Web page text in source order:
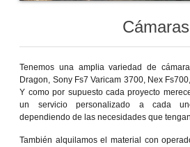
Cámaras
Tenemos una amplia variedad de
Dragon, Sony Fs7 Varicam 3700, Nex
Y como por supuesto cada proyecto
un servicio personalizado a cada
dependiendo de las necesidades que
También alquilamos el material con